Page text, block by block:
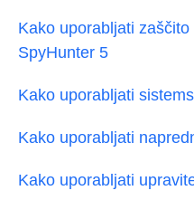
Kako uporabljati
SpyHunter 5
Kako uporabljati
Kako uporabljati
Kako uporabljati